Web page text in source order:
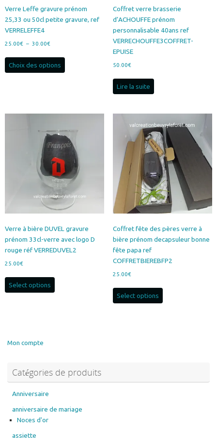
Verre Leffe gravure prénom
25,33 ou 50cl petite gravure, ref
VERRELEFFE4
25.00€ – 30.00€
25.00€
Choix des options
peuvent
être
choisies
sur
la
page
du
produit
Coffret verre brasserie
d’ACHOUFFE prénom
personnalisable 40ans ref
VERRECHOUFFE3COFFRET-
EPUISE
50.00€
Lire la suite
Verre à bière DUVEL gravure
prénom 33cl-verre avec logo D
rouge réf VERREDUVEL2
25.00€
Select options
Coffret fête des pères verre à
bière prénom decapsuleur bonne
fête papa ref
COFFRETBIEREBFP2
25.00€
Select options
Mon compte
Catégories de produits
Anniversaire
anniversaire de mariage
Noces d'or
assiette